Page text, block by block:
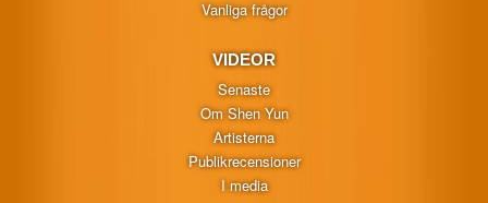
Vanliga frågor
VIDEOR
Senaste
Om Shen Yun
Artisterna
Publikrecensioner
I media